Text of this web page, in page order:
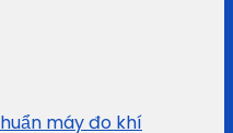
máy đo khí